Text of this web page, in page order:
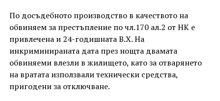
По досъдебното производство в качеството на
обвиняем за престъпление по чл.170 ал.2 от НК е
привлечена и 24-годишната В.Х. На
инкриминираната дата през нощта двамата
обвиняеми влезли в жилището, като за отварянето
на вратата използвали технически средства,
пригодени за отключване.